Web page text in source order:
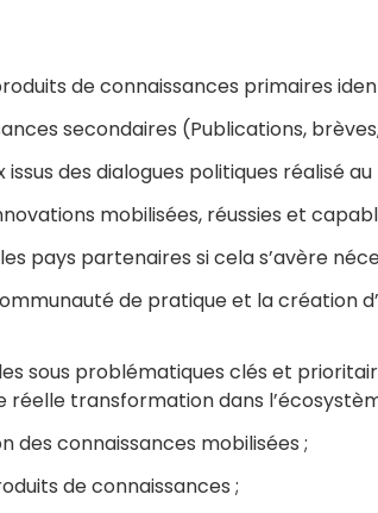
de connaissances primaires
secondaires (Publications,
des dialogues politiques réalisé au
mobilisées, réussies et
pays partenaires si cela s’avère
de pratique et la création
sous problématiques clés et
transformation dans
des connaissances mobilisées ;
de connaissances ;